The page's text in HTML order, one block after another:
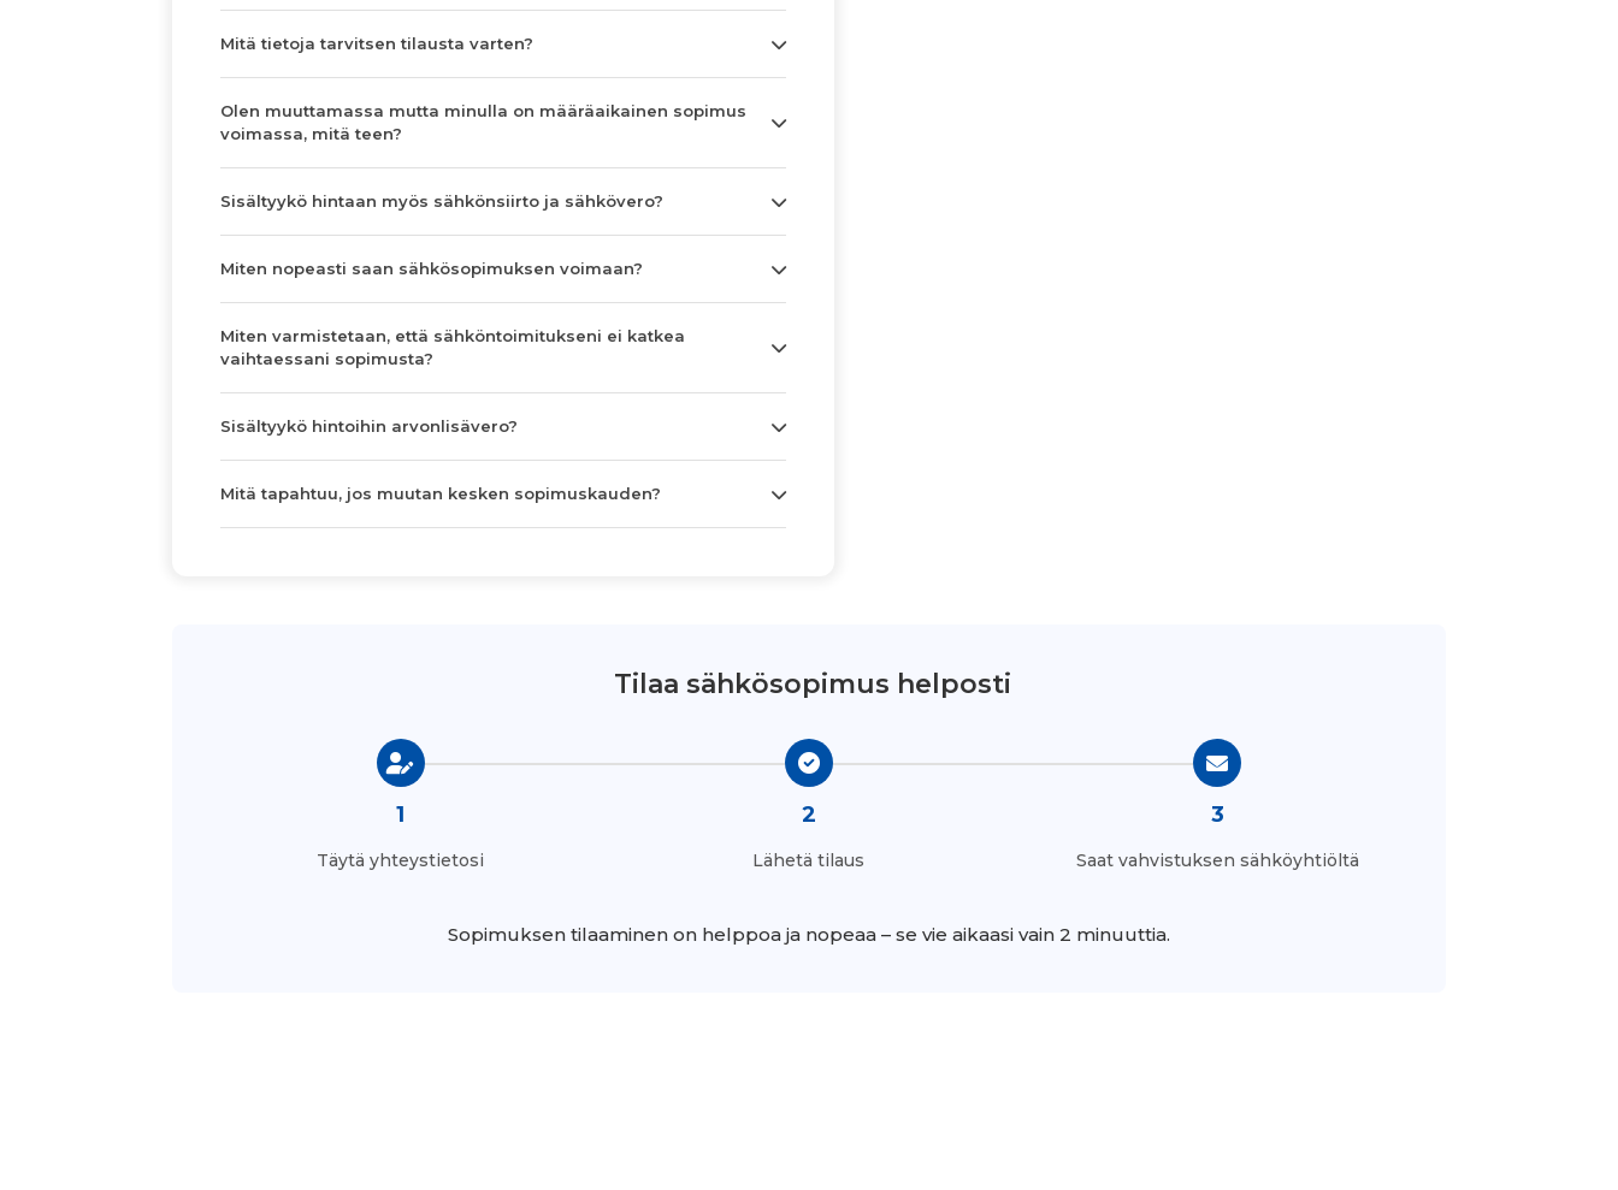
Mitä tietoja tarvitsen tilausta varten?
Olen muuttamassa mutta minulla on määräaikainen sopimus
voimassa, mitä teen?
Sisältyykö hintaan myös sähkönsiirto ja sähkövero?
Miten nopeasti saan sähkösopimuksen voimaan?
Miten varmistetaan, että sähköntoimitukseni ei katkea
vaihtaessani sopimusta?
Sisältyykö hintoihin arvonlisävero?
Mitä tapahtuu, jos muutan kesken sopimuskauden?
Tilaa sähkösopimus helposti
1
Täytä yhteystietosi
2
Lähetä tilaus
3
Saat vahvistuksen sähköyhtiöltä
Sopimuksen tilaaminen on helppoa ja nopeaa – se vie aikaasi vain 2 minuuttia.